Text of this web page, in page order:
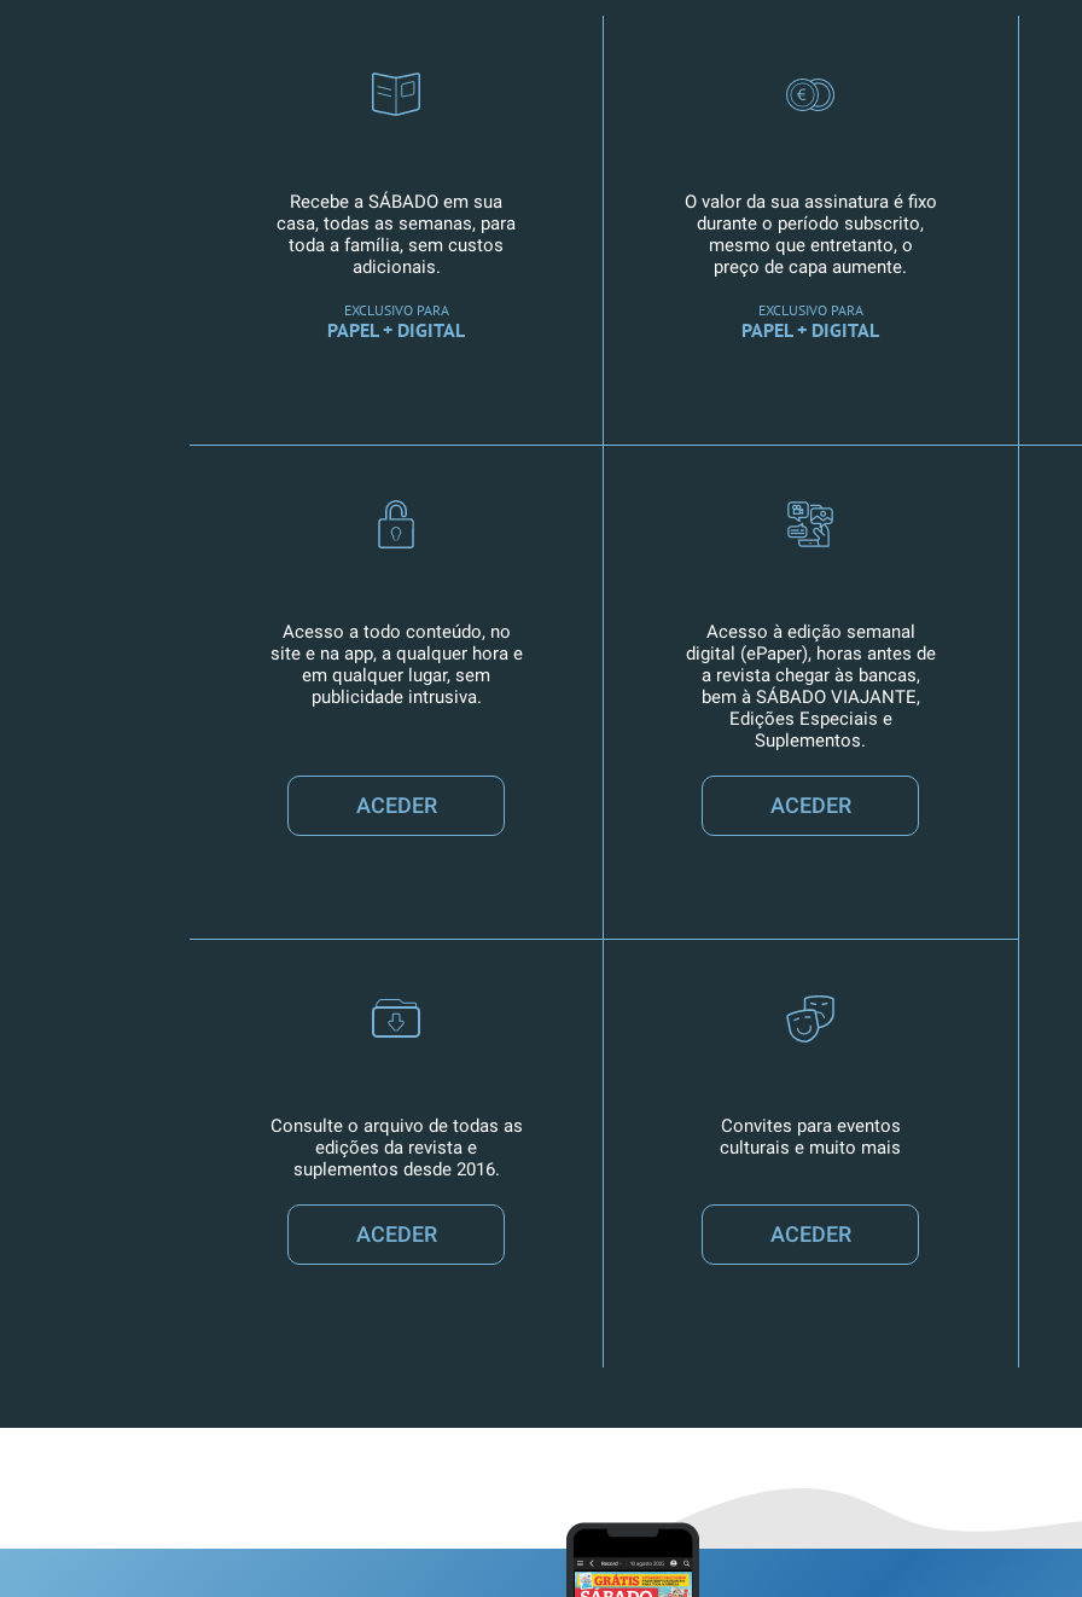
Recebe a SÁBADO em sua
casa, todas as semanas, para
toda a família, sem custos
adicionais.
EXCLUSIVO PARA
PAPEL + DIGITAL
O valor da sua assinatura é fixo
durante o período subscrito,
mesmo que entretanto, o
preço de capa aumente.
EXCLUSIVO PARA
PAPEL + DIGITAL
Acesso a todo conteúdo, no
site e na app, a qualquer hora e
em qualquer lugar, sem
publicidade intrusiva.
ACEDER
Acesso à edição semanal
digital (ePaper), horas antes de
a revista chegar às bancas,
bem à SÁBADO VIAJANTE,
Edições Especiais e
Suplementos.
ACEDER
Consulte o arquivo de todas as
edições da revista e
suplementos desde 2016.
ACEDER
Convites para eventos
culturais e muito mais
ACEDER